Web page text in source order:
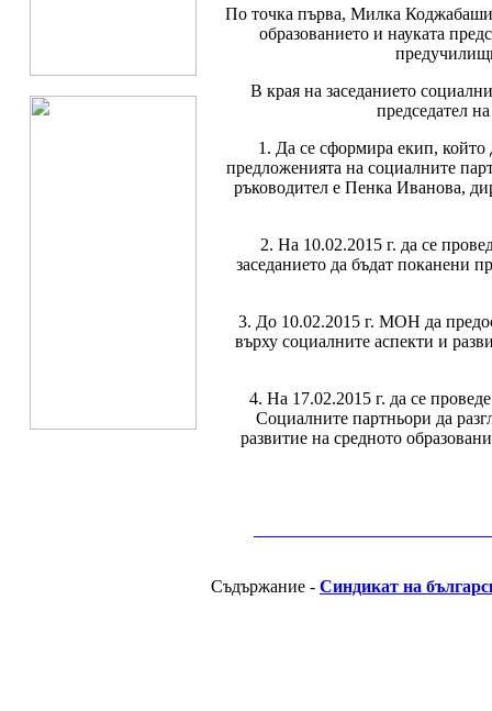
По точка първа, Милка
образованието и науката
В края на заседанието
председател
1. Да се сформира екип,
предложенията на социалните
ръководител е Пенка Иванова,
2. На 10.02.2015 г. да се
заседанието да бъдат поканени
3. До 10.02.2015 г. МОН да
върху социалните аспекти и
4. На 17.02.2015 г. да се
Социалните партньори да
развитие на средното
Съдържание - Синдикат на